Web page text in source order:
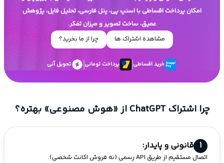
امکان پرداخت اقساطی با اسنپ پی، پنل فارسی، تحلیل فایل، پژوهش
عمیق، ساخت تصویر و میزان تفکر.
مشاهده اشتراک ها
چرا از ما بخرید؟
خرید اقساطی پرداخت تومانی تحویل آنی
چرا اشتراک ChatGPT از «هوش مصنوعی» بهتره؟
1 قانونی و پایدار:
اتصال مستقیم از طریق API رسمی (نه فروش اکانت شخصی).